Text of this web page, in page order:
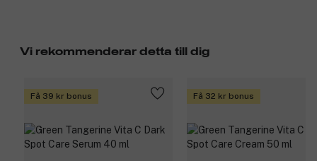
Vi rekommenderar detta till dig
Få 39 kr bonus Få 32 kr bonus